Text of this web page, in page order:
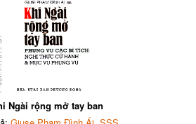
Ngài rộng mở tay ban